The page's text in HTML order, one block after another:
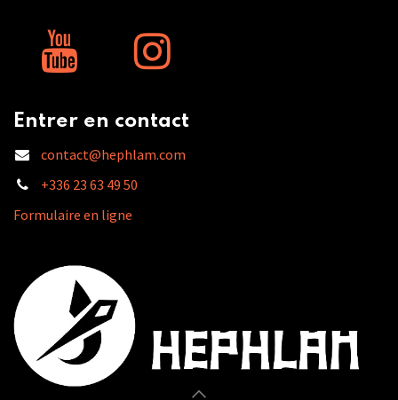
Entrer en contact
contact@hephlam.com
+336 23 63 49 50
Formulaire en ligne